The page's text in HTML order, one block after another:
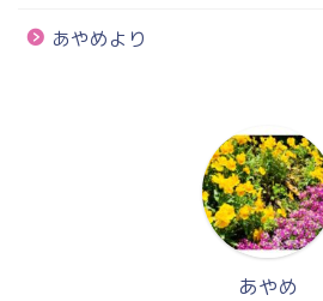
あやめより
あやめ